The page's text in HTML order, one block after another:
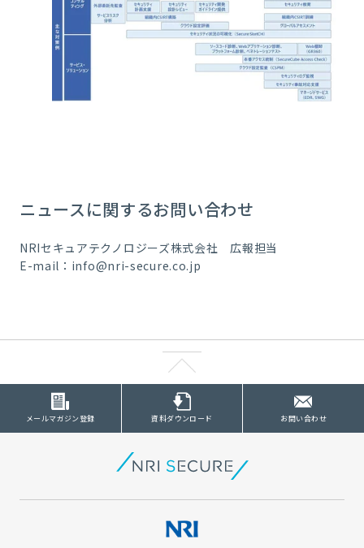
ニュースに関するお問い合わせ
NRIセキュアテクノロジーズ株式会社 広報担当
E-mail：info@nri-secure.co.jp
メールマガジン登録 資料ダウンロード お問い合わせ